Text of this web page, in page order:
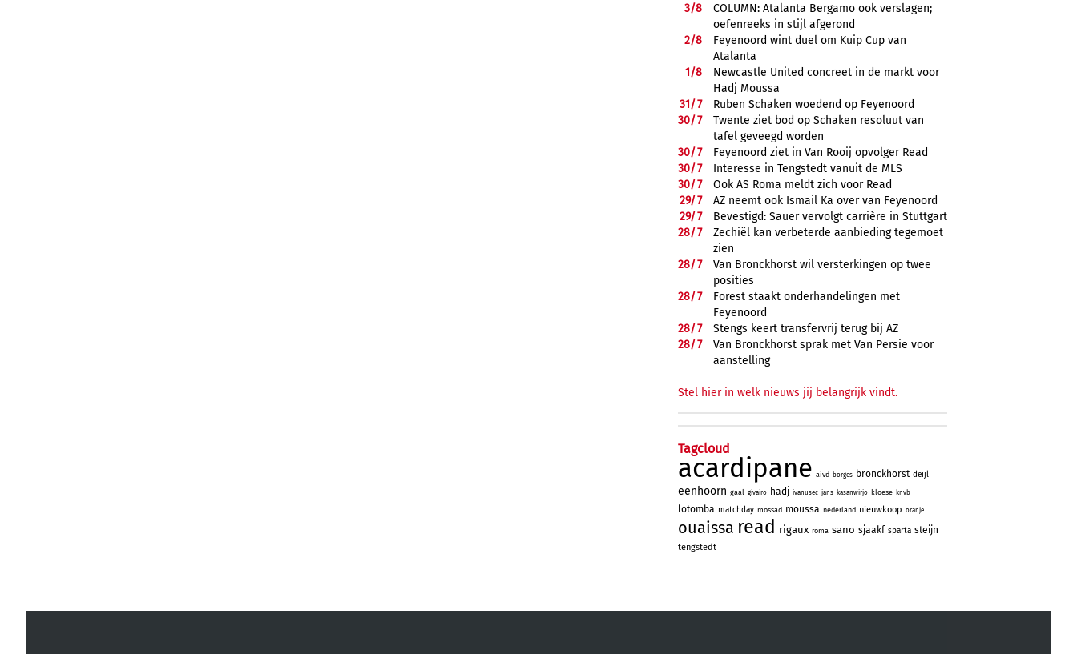
3/8
COLUMN: Atalanta Bergamo ook verslagen;
oefenreeks in stijl afgerond
2/8
Feyenoord wint duel om Kuip Cup van
Atalanta
1/8
Newcastle United concreet in de markt voor
Hadj Moussa
31/7
Ruben Schaken woedend op Feyenoord
30/7
Twente ziet bod op Schaken resoluut van
tafel geveegd worden
30/7
Feyenoord ziet in Van Rooij opvolger Read
30/7
Interesse in Tengstedt vanuit de MLS
30/7
Ook AS Roma meldt zich voor Read
29/7
AZ neemt ook Ismail Ka over van Feyenoord
29/7
Bevestigd: Sauer vervolgt carrière in Stuttgart
28/7
Zechiël kan verbeterde aanbieding tegemoet
zien
28/7
Van Bronckhorst wil versterkingen op twee
posities
28/7
Forest staakt onderhandelingen met
Feyenoord
28/7
Stengs keert transfervrij terug bij AZ
28/7
Van Bronckhorst sprak met Van Persie voor
aanstelling
Stel hier in welk nieuws jij belangrijk vindt.
Tagcloud
acardipane aivd borges bronckhorst deijl
eenhoorn gaal givairo hadj ivanusec jans kasanwirjo kloese knvb
lotomba matchday mossad moussa nederland nieuwkoop oranje
ouaissa read rigaux roma sano sjaakf sparta steijn
tengstedt